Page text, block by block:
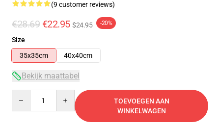
(9 customer reviews)
€28.69 €22.95 $24.95 -20%
Size
35x35cm
40x40cm
Bekijk maattabel
TOEVOEGEN AAN
WINKELWAGEN